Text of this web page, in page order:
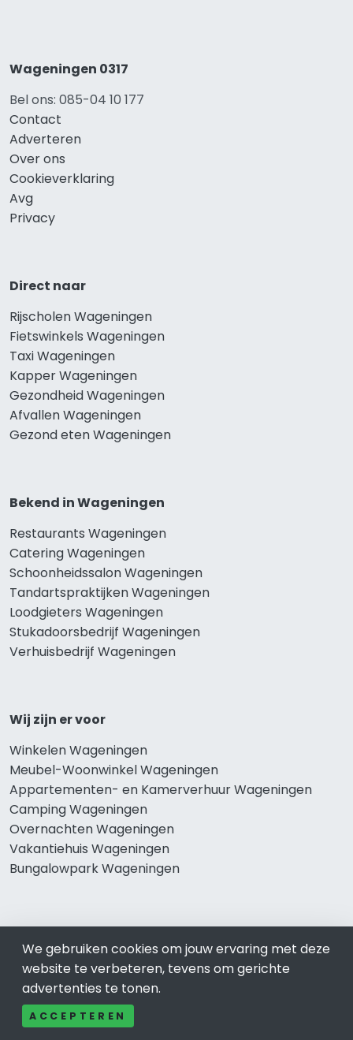
Wageningen 0317
Bel ons: 085-04 10 177
Contact
Adverteren
Over ons
Cookieverklaring
Avg
Privacy
Direct naar
Rijscholen Wageningen
Fietswinkels Wageningen
Taxi Wageningen
Kapper Wageningen
Gezondheid Wageningen
Afvallen Wageningen
Gezond eten Wageningen
Bekend in Wageningen
Restaurants Wageningen
Catering Wageningen
Schoonheidssalon Wageningen
Tandartspraktijken Wageningen
Loodgieters Wageningen
Stukadoorsbedrijf Wageningen
Verhuisbedrijf Wageningen
Wij zijn er voor
Winkelen Wageningen
Meubel-Woonwinkel Wageningen
Appartementen- en Kamerverhuur Wageningen
Camping Wageningen
Overnachten Wageningen
Vakantiehuis Wageningen
Bungalowpark Wageningen
Klussenbedrijf Wageningen
Notarissen Wageningen
Taxateurs Wageningen
Schoonmaakbedrijf Wageningen
We gebruiken cookies om jouw ervaring met deze
website te verbeteren, tevens om gerichte
advertenties te tonen.
ACCEPTEREN